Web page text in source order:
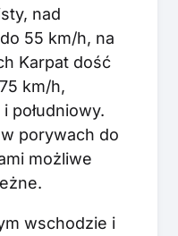
nad
55 km/h, na
Karpat dość
km/h,
południowy.
porywach do
możliwe
wschodzie i